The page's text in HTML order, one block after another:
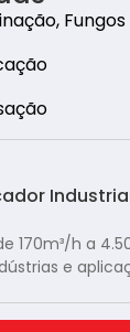
170m³/h a
e